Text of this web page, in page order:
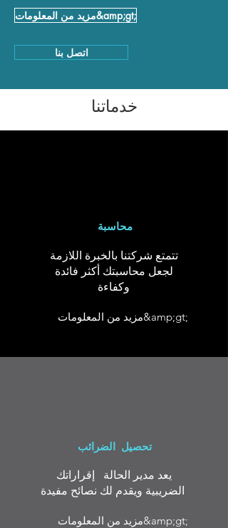
مزيد من المعلومات&amp;gt;
اتصل بنا
خدماتنا
محاسبة
تتمتع شركتنا بالخبرة اللازمة
لجعل محاسبتك أكثر فائدة
وكفاءة
مزيد من المعلومات&amp;gt;
تحصيل الضرائب
يعد مدير الحالة إقراراتك
مزيد من المعلومات&amp;gt;